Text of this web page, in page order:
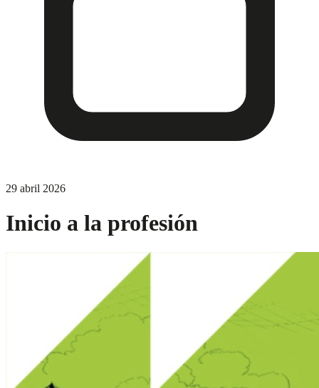
29 abril 2026
Inicio a la profesión